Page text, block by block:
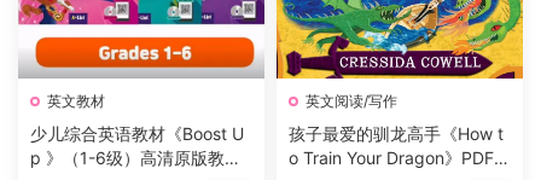
英文教材
少儿综合英语教材《Boost U
p 》（1-6级）高清原版教
英文阅读/写作
孩子最爱的驯龙高手《How t
o Train Your Dragon》PDF书